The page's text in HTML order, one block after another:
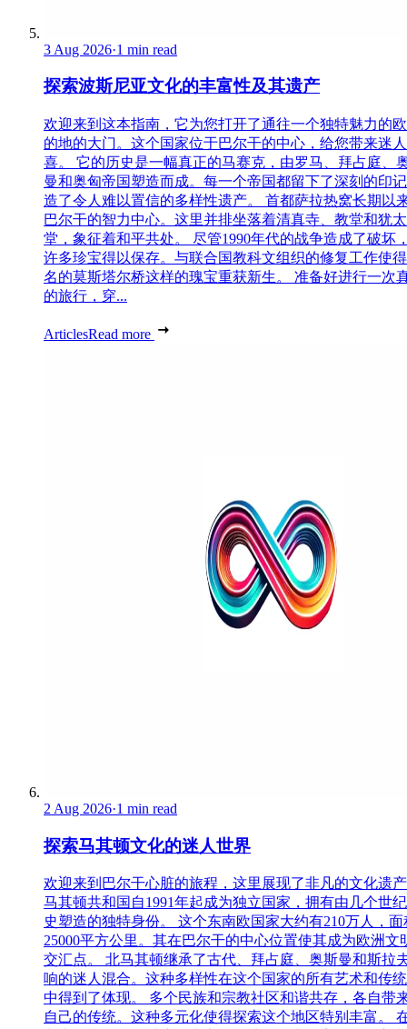
3 Aug 2026·1 min read
探索波斯尼亚文化的丰富性及其遗产
欢迎来到这本指南，它为您打开了通往一个独特魅力的
的地的大门。这个国家位于巴尔干的中心，给您带来迷
喜。 它的历史是一幅真正的马赛克，由罗马、拜占庭、
曼和奥匈帝国塑造而成。每一个帝国都留下了深刻的印
造了令人难以置信的多样性遗产。 首都萨拉热窝长期以
巴尔干的智力中心。这里并排坐落着清真寺、教堂和犹
堂，象征着和平共处。 尽管1990年代的战争造成了破坏
许多珍宝得以保存。与联合国教科文组织的修复工作使
名的莫斯塔尔桥这样的瑰宝重获新生。 准备好进行一次
的旅行，穿...
ArticlesRead more
2 Aug 2026·1 min read
探索马其顿文化的迷人世界
欢迎来到巴尔干心脏的旅程，这里展现了非凡的文化遗
马其顿共和国自1991年起成为独立国家，拥有由几个世
史塑造的独特身份。 这个东南欧国家大约有210万人，面
25000平方公里。其在巴尔干的中心位置使其成为欧洲文
交汇点。 北马其顿继承了古代、拜占庭、奥斯曼和斯拉
响的迷人混合。这种多样性在这个国家的所有艺术和传
中得到了体现。 多个民族和宗教社区和谐共存，各自带
自己的传统。这种多元化使得探索这个地区特别丰富。